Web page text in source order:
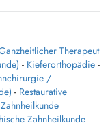
Therapeut
- Kieferorthopädie -
/
- Restaurative
Zahnheilkunde
Zahnheilkunde